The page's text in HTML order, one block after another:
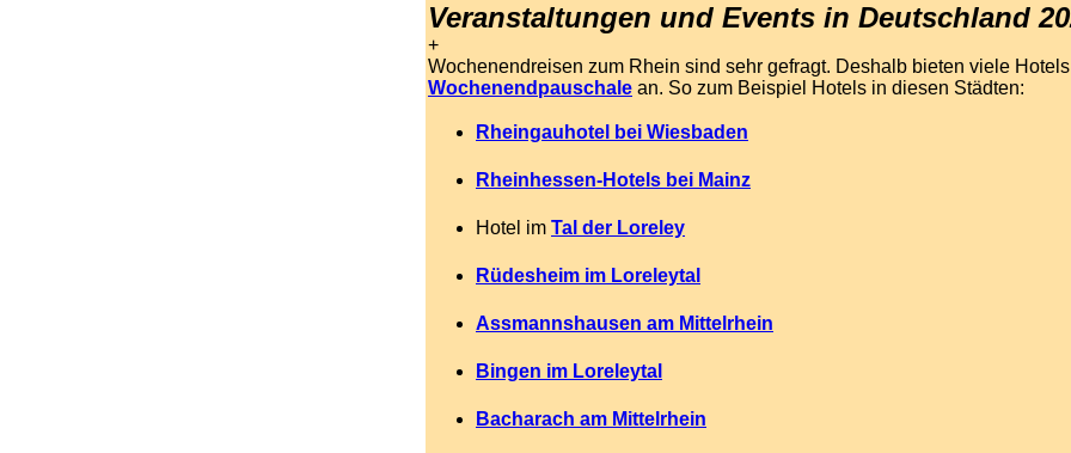
Veranstaltungen und Events in Deutschland
+
Wochenendreisen zum Rhein sind sehr gefragt. Deshalb bieten viele
Wochenendpauschale an. So zum Beispiel Hotels in diesen Städten:
Rheingauhotel bei Wiesbaden
Rheinhessen-Hotels bei Mainz
Hotel im Tal der Loreley
Rüdesheim im Loreleytal
Assmannshausen am Mittelrhein
Bingen im Loreleytal
Bacharach am Mittelrhein